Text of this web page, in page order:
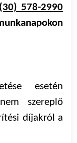
578-2990
esetén
szereplő
díjakról a